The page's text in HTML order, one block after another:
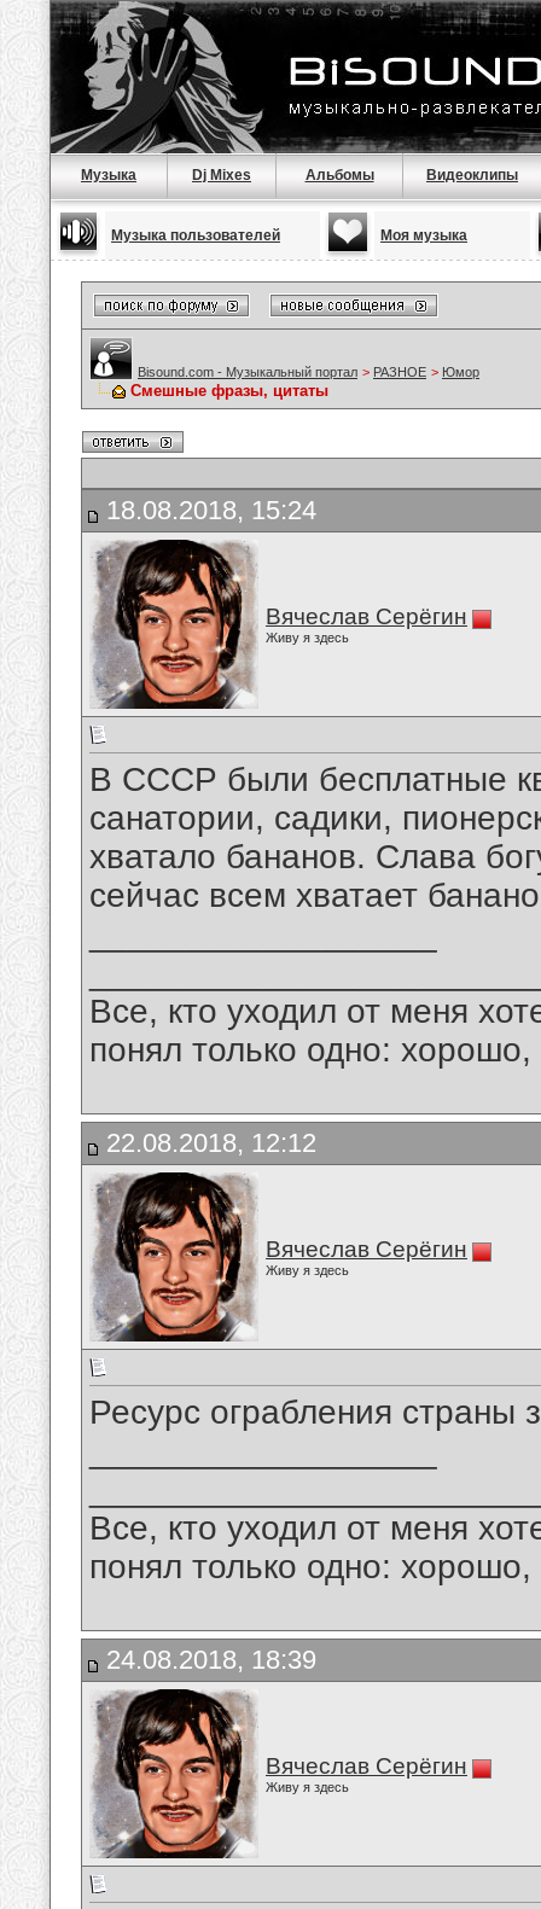
Музыка Dj Mixes Альбомы Видеоклипы
Музыка пользователей Моя музыка
Bisound.com - Музыкальный портал > РАЗНОЕ > Юмор
Смешные фразы, цитаты
18.08.2018, 15:24
Вячеслав Серёгин
Живу я здесь
В СССР были бесплатные
санатории, садики,
хватало бананов. Слава
сейчас всем хватает
Все, кто уходил от меня
понял только одно:
22.08.2018, 12:12
Вячеслав Серёгин
Живу я здесь
Ресурс ограбления страны
Все, кто уходил от меня
понял только одно:
24.08.2018, 18:39
Вячеслав Серёгин
Живу я здесь